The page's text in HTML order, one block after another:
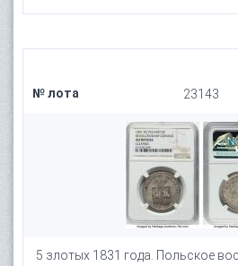
№ лота 23143
5 злотых 1831 года. Польское